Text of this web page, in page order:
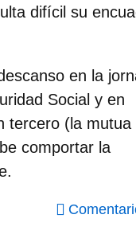
difícil su
en la
Social y en
tercero (la mutua
comportar la